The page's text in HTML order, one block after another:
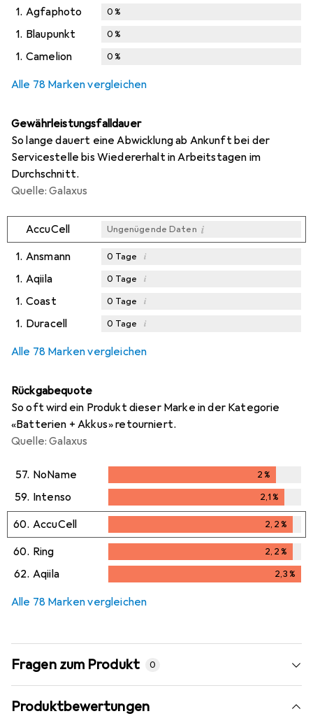
1. Agfaphoto 0%
1. Blaupunkt 0%
1. Camelion 0%
Alle 78 Marken vergleichen
Gewährleistungsfalldauer
So lange dauert eine Abwicklung ab Ankunft bei der
Servicestelle bis Wiedererhalt in Arbeitstagen im
Durchschnitt.
Quelle: Galaxus
AccuCell Ungenügende Daten i
1. Ansmann 0 Tage i
1. Aqiila 0 Tage i
1. Coast 0 Tage i
1. Duracell 0 Tage i
Alle 78 Marken vergleichen
Rückgabequote
So oft wird ein Produkt dieser Marke in der Kategorie
«Batterien + Akkus» retourniert.
Quelle: Galaxus
57. NoName 2%
59. Intenso 2,1%
2,1%
60. AccuCell 2,2%
2,2%
60. Ring 2,2%
2,2%
62. Aqiila 2,3%
Alle 78 Marken vergleichen
Fragen zum Produkt 0
Produktbewertungen